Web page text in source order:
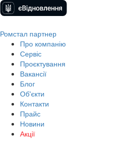
Ромстал партнер
Про компанію
Сервіс
Проєктування
Вакансії
Блог
Об'єкти
Контакти
Прайс
Новини
Акції